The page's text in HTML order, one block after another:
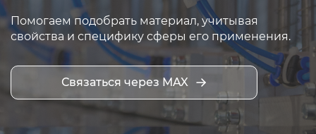
Помогаем подобрать материал, учитывая
свойства и специфику сферы его применения.
Связаться через MAX